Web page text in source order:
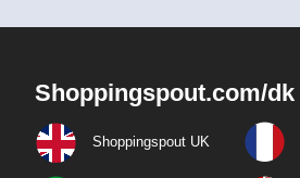
Shoppingspout.com/dk
Shoppingspout UK